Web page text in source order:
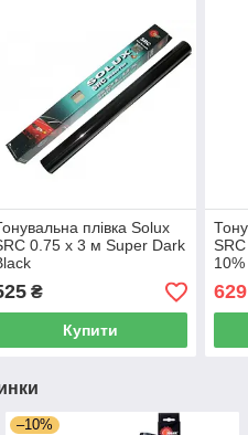
плівка Solux
0.75 х 3 м Super Dark
₴
Купити
10%
629
–10%